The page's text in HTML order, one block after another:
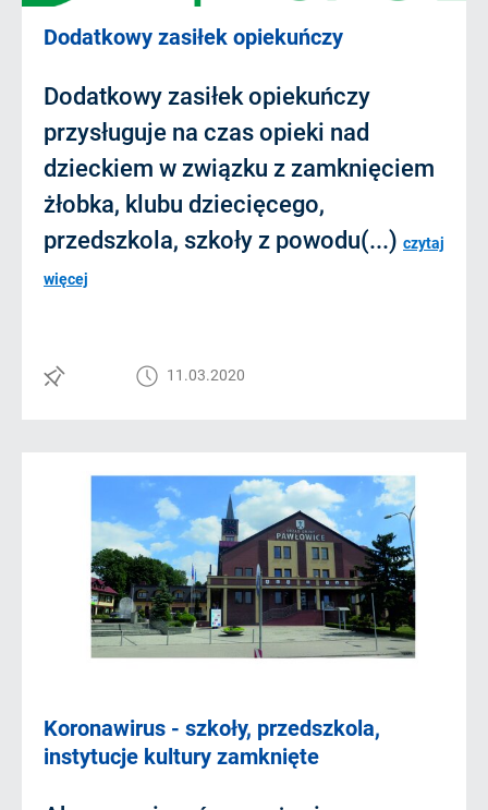
Dodatkowy zasiłek opiekuńczy
Dodatkowy zasiłek opiekuńczy
przysługuje na czas opieki nad
dzieckiem w związku z zamknięciem
żłobka, klubu dziecięcego,
przedszkola, szkoły z powodu(...) czytaj
więcej
11.03.2020
Koronawirus - szkoły, przedszkola,
instytucje kultury zamknięte